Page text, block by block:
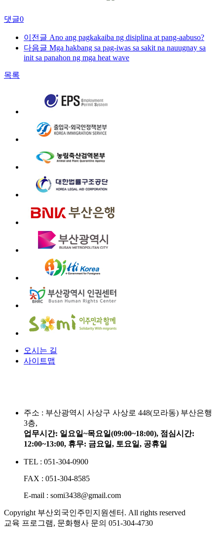
댓글0
이전글 Ano ang pagkakaiba ng disiplina at pang-aabuso?
다음글 Mga hakbang sa pag-iwas sa sakit na nauugnay sa
init sa panahon ng mga heat wave
목록
오시는 길
사이트맵
주소 : 부산광역시 사상구 사상로 448(모라동) 부산은행
3층,
업무시간: 일요일~목요일(09:00~18:00), 점심시간:
12:00~13:00, 휴무: 금요일, 토요일, 공휴일
TEL : 051-304-0900
FAX : 051-304-8585
E-mail : somi3438@gmail.com
Copyright 부산외국인주민지원센터. All rights reserved
교육 프로그램, 문화행사 문의 051-304-4730